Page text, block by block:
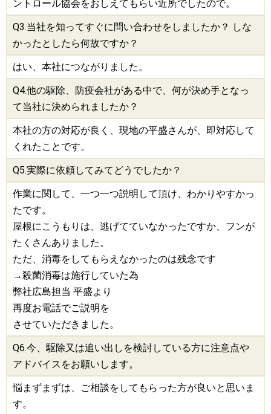
ントロール協会をおしえてもらい近所でしたので。
Q3.当社を知ってすぐに問い合わせをしましたか？ しな
かったとしたら何故ですか？
はい、本社につながりました。
Q4.他の駆除、 防疫会社がある中で、何が決め手となっ
て当社に決められましたか？
本社の方の対応が良く、現地の平盛さんが、即対応して
くれたことです。
Q5.実際に依頼してみてどうでしたか？
作業に関して、一つ一つ説明して頂け、わかりやすかっ
たです。
屋根にこうもりは、逃げてていなかったですか、フンが
たくさんありました。
ただ、消毒をしてもらえなかったのは残念です
→殺菌消毒は施行していた為
弊社広島担当 平盛より
再度お電話でご説明を
させていただきました。
Q6.今、駆除又は追い出しを検討している方に注意点や
アドバイスをお願いします。
悩まずまずは、ご相談をしてもらった方が良いと思いま
す。